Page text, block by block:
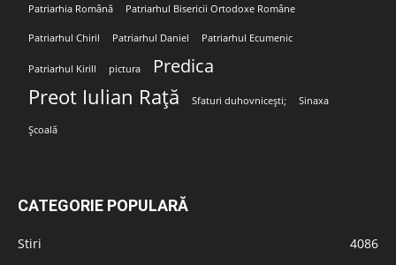
Patriarhia Română Patriarhul Bisericii Ortodoxe Române
Patriarhul Chiril Patriarhul Daniel Patriarhul Ecumenic
Patriarhul Kirill pictura Predica
Preot Iulian Rață Sfaturi duhovnicești; Sinaxa
Școală
CATEGORIE POPULARĂ
Stiri
4086